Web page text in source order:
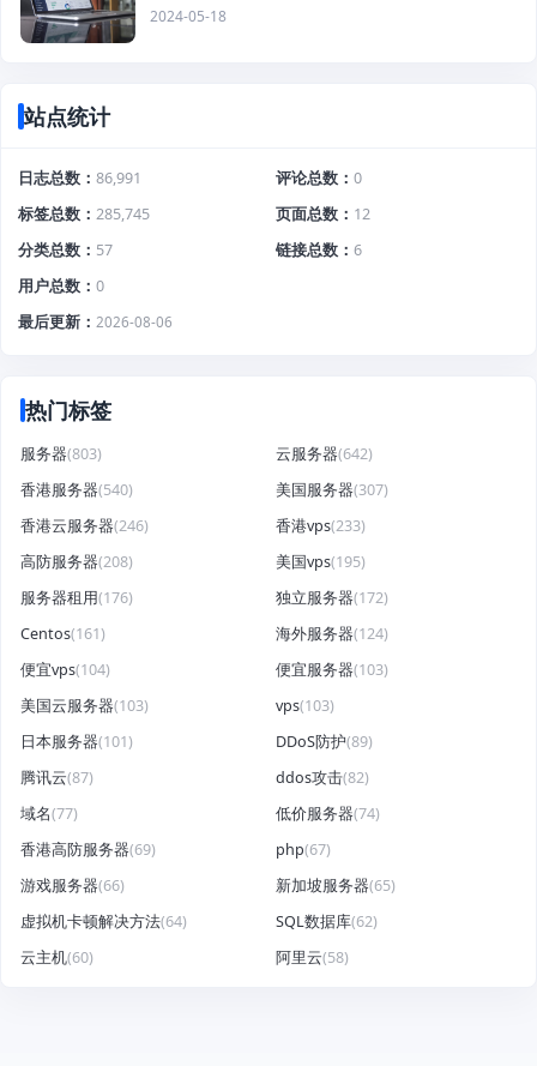
2024-05-18
站点统计
日志总数 86,991 评论总数
0
标签总数
285,745 页面总数
12
分类总数
57 链接总数
6
用户总数
0
最后更新
2026-08-06
热门标签
服务器(803) 云服务器(642)
香港服务器(540) 美国服务器(307)
香港云服务器(246) 香港vps(233)
高防服务器(208) 美国vps(195)
服务器租用(176) 独立服务器(172)
Centos(161) 海外服务器(124)
便宜vps(104) 便宜服务器(103)
美国云服务器(103) vps(103)
日本服务器(101) DDoS防护(89)
腾讯云(87) ddos攻击(82)
域名(77) 低价服务器(74)
香港高防服务器(69) php(67)
游戏服务器(66) 新加坡服务器(65)
虚拟机卡顿解决方法(64) SQL数据库(62)
云主机(60) 阿里云(58)